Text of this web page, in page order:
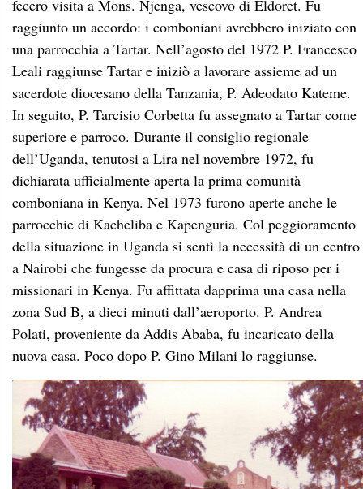
fecero visita a Mons. Njenga, vescovo di Eldoret. Fu
raggiunto un accordo: i comboniani avrebbero iniziato con
una parrocchia a Tartar. Nell’agosto del 1972 P. Francesco
Leali raggiunse Tartar e iniziò a lavorare assieme ad un
sacerdote diocesano della Tanzania, P. Adeodato Kateme.
In seguito, P. Tarcisio Corbetta fu assegnato a Tartar come
superiore e parroco. Durante il consiglio regionale
dell’Uganda, tenutosi a Lira nel novembre 1972, fu
dichiarata ufficialmente aperta la prima comunità
comboniana in Kenya. Nel 1973 furono aperte anche le
parrocchie di Kacheliba e Kapenguria. Col peggioramento
della situazione in Uganda si sentì la necessità di un centro
a Nairobi che fungesse da procura e casa di riposo per i
missionari in Kenya. Fu affittata dapprima una casa nella
zona Sud B, a dieci minuti dall’aeroporto. P. Andrea
Polati, proveniente da Addis Ababa, fu incaricato della
nuova casa. Poco dopo P. Gino Milani lo raggiunse.